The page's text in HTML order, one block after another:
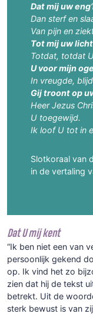
Dat mij uw
Dan sterf en
Van pijn en
Tot mij uw
Totdat, totdat
U voor mijn
In vreugde,
Gij troont op
Heer Jezus
U toegewijd.
Ik loof U tot in
Slotkoraal van
in de vertaling
Dat U mij kent
“Ik ben niet een van
persoonlijk gekend
op. Ik vind het zo
zien dat hij de tekst
betrekt. Uit de
sterk bewust is van